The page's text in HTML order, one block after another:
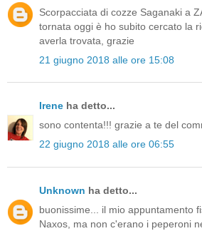
Scorpacciata di cozze Saganaki a
tornata oggi è ho subito cercato la
averla trovata, grazie
21 giugno 2018 alle ore 15:08
Irene ha detto...
sono contenta!!! grazie a te del
22 giugno 2018 alle ore 06:55
Unknown ha detto...
buonissime... il mio appuntamento
Naxos, ma non c'erano i peperoni